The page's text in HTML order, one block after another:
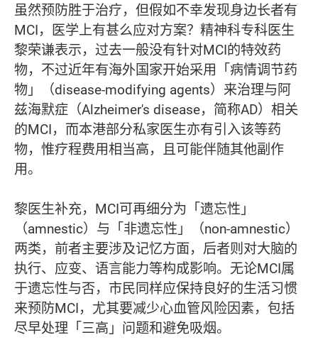
虽然预防胜于治疗，但假如不幸发现身边长者有
MCI，医学上有甚么应对方案？精神科专科医生
黎荣谦表示，过去一般没有针对MCI的特效药
物，不过近年有海外国家开始采用「病情调节药
物」（disease-modifying agents）来治理与阿
兹海默症（Alzheimer's disease，简称AD）相关
的MCI，而本港部分私家医生亦有引入该等药
物，惟疗程费用相当高，且可能伴随其他副作
用。
黎医生补充，MCI可再细分为「遗忘性」
（amnestic）与「非遗忘性」（non-amnestic）
两类，前者主要涉及记忆方面，后者则对大脑的
执行、应变、语言能力等构成影响。无论MCI属
于遗忘性与否，市民同样应保持良好的生活习惯
来预防MCI，尤其要减少心血管风险因素，包括
尽早处理「三高」问题和避免吸烟。